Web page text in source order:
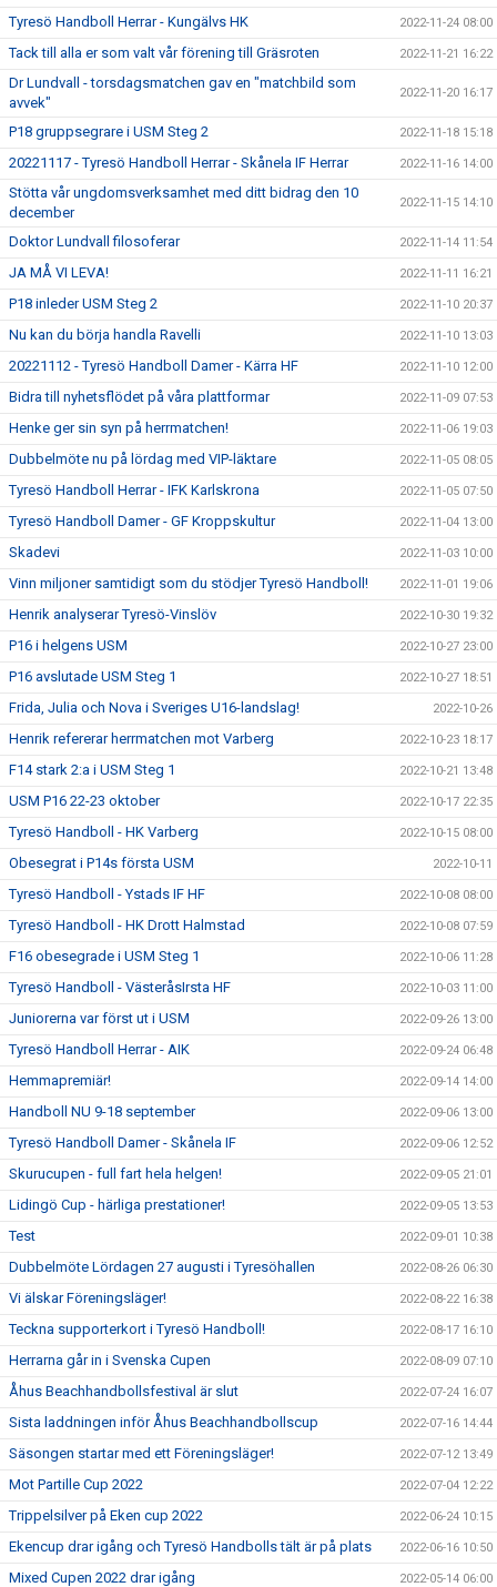
Tyresö Handboll Herrar - Kungälvs HK 2022-11-24 08:00
Tack till alla er som valt vår förening till Gräsroten 2022-11-21 16:22
Dr Lundvall - torsdagsmatchen gav en "matchbild som
avvek"
2022-11-20 16:17
P18 gruppsegrare i USM Steg 2 2022-11-18 15:18
20221117 - Tyresö Handboll Herrar - Skånela IF Herrar 2022-11-16 14:00
Stötta vår ungdomsverksamhet med ditt bidrag den 10
december
2022-11-15 14:10
Doktor Lundvall filosoferar 2022-11-14 11:54
JA MÅ VI LEVA! 2022-11-11 16:21
P18 inleder USM Steg 2 2022-11-10 20:37
Nu kan du börja handla Ravelli 2022-11-10 13:03
20221112 - Tyresö Handboll Damer - Kärra HF 2022-11-10 12:00
Bidra till nyhetsflödet på våra plattformar 2022-11-09 07:53
Henke ger sin syn på herrmatchen! 2022-11-06 19:03
Dubbelmöte nu på lördag med VIP-läktare 2022-11-05 08:05
Tyresö Handboll Herrar - IFK Karlskrona 2022-11-05 07:50
Tyresö Handboll Damer - GF Kroppskultur 2022-11-04 13:00
Skadevi 2022-11-03 10:00
Vinn miljoner samtidigt som du stödjer Tyresö Handboll! 2022-11-01 19:06
Henrik analyserar Tyresö-Vinslöv 2022-10-30 19:32
P16 i helgens USM 2022-10-27 23:00
P16 avslutade USM Steg 1 2022-10-27 18:51
Frida, Julia och Nova i Sveriges U16-landslag! 2022-10-26
Henrik refererar herrmatchen mot Varberg 2022-10-23 18:17
F14 stark 2:a i USM Steg 1 2022-10-21 13:48
USM P16 22-23 oktober 2022-10-17 22:35
Tyresö Handboll - HK Varberg 2022-10-15 08:00
Obesegrat i P14s första USM 2022-10-11
Tyresö Handboll - Ystads IF HF 2022-10-08 08:00
Tyresö Handboll - HK Drott Halmstad 2022-10-08 07:59
F16 obesegrade i USM Steg 1 2022-10-06 11:28
Tyresö Handboll - VästeråsIrsta HF 2022-10-03 11:00
Juniorerna var först ut i USM 2022-09-26 13:00
Tyresö Handboll Herrar - AIK 2022-09-24 06:48
Hemmapremiär! 2022-09-14 14:00
Handboll NU 9-18 september 2022-09-06 13:00
Tyresö Handboll Damer - Skånela IF 2022-09-06 12:52
Skurucupen - full fart hela helgen! 2022-09-05 21:01
Lidingö Cup - härliga prestationer! 2022-09-05 13:53
Test 2022-09-01 10:38
Dubbelmöte Lördagen 27 augusti i Tyresöhallen 2022-08-26 06:30
Vi älskar Föreningsläger! 2022-08-22 16:38
Teckna supporterkort i Tyresö Handboll! 2022-08-17 16:10
Herrarna går in i Svenska Cupen 2022-08-09 07:10
Åhus Beachhandbollsfestival är slut 2022-07-24 16:07
Sista laddningen inför Åhus Beachhandbollscup 2022-07-16 14:44
Säsongen startar med ett Föreningsläger! 2022-07-12 13:49
Mot Partille Cup 2022 2022-07-04 12:22
Trippelsilver på Eken cup 2022 2022-06-24 10:15
Ekencup drar igång och Tyresö Handbolls tält är på plats 2022-06-16 10:50
Mixed Cupen 2022 drar igång 2022-05-14 06:00